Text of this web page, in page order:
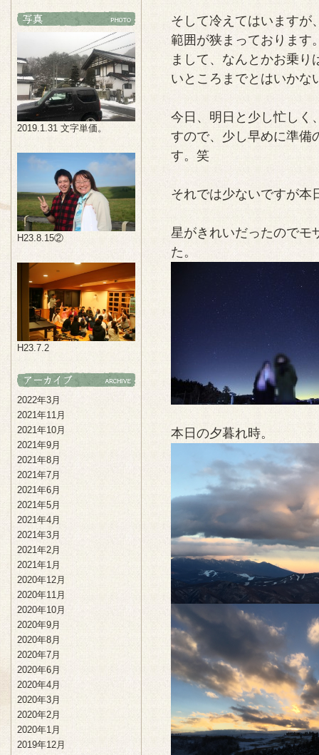
そして冷えてはいますが
範囲が狭まっております
まして、なんとかお乗り
いところまでとはいかな
今日、明日と少し忙しく
すので、少し早めに準備
す。笑
それでは少ないですが本
星がきれいだったのでモ
た。
本日の夕暮れ時。
2019.1.31 文字単価。
H23.8.15②
H23.7.2
2022年3月
2021年11月
2021年10月
2021年9月
2021年8月
2021年7月
2021年6月
2021年5月
2021年4月
2021年3月
2021年2月
2021年1月
2020年12月
2020年11月
2020年10月
2020年9月
2020年8月
2020年7月
2020年6月
2020年4月
2020年3月
2020年2月
2020年1月
2019年12月